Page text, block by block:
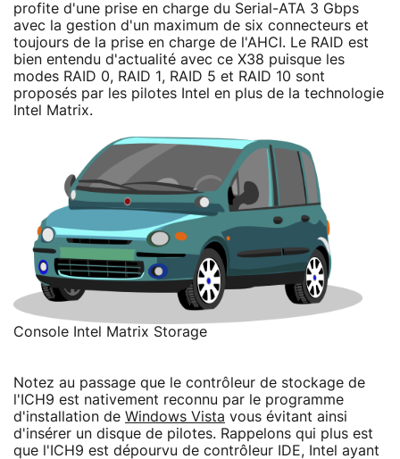
profite d'une prise en charge du Serial-ATA 3 Gbps
avec la gestion d'un maximum de six connecteurs et
toujours de la prise en charge de l'AHCI. Le RAID est
bien entendu d'actualité avec ce X38 puisque les
modes RAID 0, RAID 1, RAID 5 et RAID 10 sont
proposés par les pilotes Intel en plus de la technologie
Intel Matrix.
Console Intel Matrix Storage
Notez au passage que le contrôleur de stockage de
l'ICH9 est nativement reconnu par le programme
d'installation de Windows Vista vous évitant ainsi
d'insérer un disque de pilotes. Rappelons qui plus est
que l'ICH9 est dépourvu de contrôleur IDE, Intel ayant